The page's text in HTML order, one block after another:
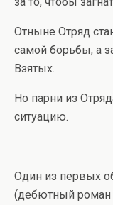
Отныне Отряд
самой борьбы, а
Взятых.
Но парни из
ситуацию.
Один из первых
(дебютный роман